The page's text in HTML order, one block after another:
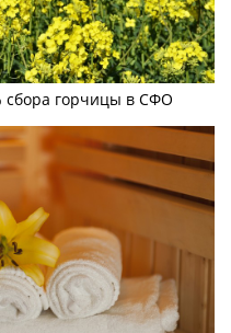
сбора горчицы в СФО